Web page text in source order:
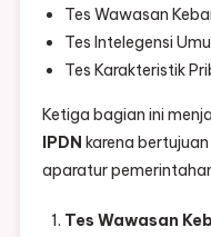
Tes Wawasan
Tes Intelegensi
Tes Karakteristik
Ketiga bagian ini
IPDN karena
aparatur
Tes Wawasan